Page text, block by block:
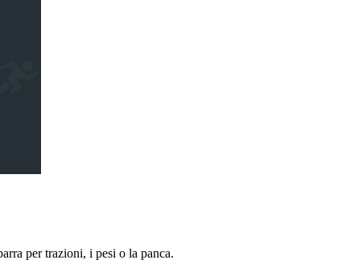
per trazioni, i pesi o la panca.